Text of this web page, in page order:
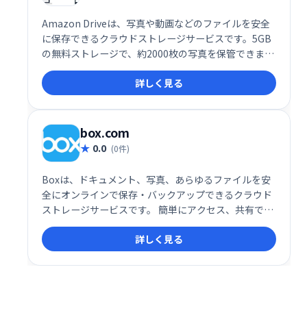
Amazon Driveは、写真や動画などのファイルを安全
に保存できるクラウドストレージサービスです。5GB
の無料ストレージで、約2000枚の写真を保管できま
す。必要に応じて、有料プランでストレージ容量を増
やすことも可能です。大切な思い出やデータを、いつ
でもどこからでもアクセスできる安心のクラウド環境
を提供します。
詳しく見る
box.com
0.0 (0件)
Boxは、ドキュメント、写真、あらゆるファイルを安
全にオンラインで保存・バックアップできるクラウド
ストレージサービスです。 簡単にアクセス、共有で
き、ビジネスの生産性向上に貢献します。 大切なデー
タを安全に管理したい方におすすめです。
詳しく見る